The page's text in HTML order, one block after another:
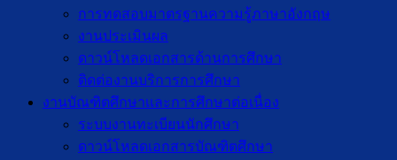
การทดสอบมาตรฐานความรู้ภาษาอังกฤษ
งานประเมินผล
ดาวน์โหลดเอกสารด้านการศึกษา
ติดต่องานบริการการศึกษา
งานบัณฑิตศึกษาเเละการศึกษาต่อเนื่อง
ระบบงานทะเบียนนักศึกษา
ดาวน์โหลดเอกสารบัณฑิตศึกษา